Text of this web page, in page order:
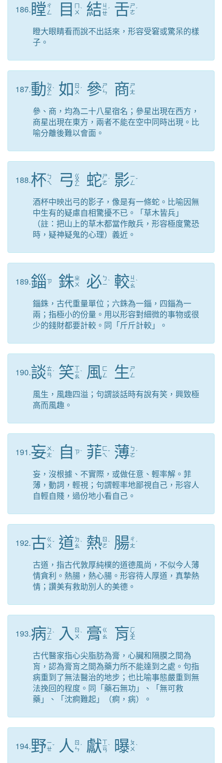
186. 瞠 ㄔ
ㄥ
目
ㄨ ˋ 結 ㄐ
ㄧ
ㄝ
ˊ 舌ㄕ
ㄜ ˊ
瞪大眼睛看而說不出話來，形容受窘或驚呆的樣
子。
187.動 ㄉ
ㄨ
ㄥ
ˋ 如 ㄖ
ㄨ ˊ 參ㄕ
ㄣ
商 ㄕ
ㄤ
參、商，均為二十八星宿名；參星出現在西方，
商星出現在東方，兩者不能在空中同時出現。比
喻分離後難以會面。
188.杯 ㄅ
ㄟ
弓 ㄍ
ㄨ
ㄥ 蛇ㄕ
ㄜ ˊ 影ㄧ
ㄥ ˇ
酒杯中映出弓的影子，像是有一條蛇。比喻因無
中生有的疑慮自相驚擾不已。「草木皆兵」
（註：把山上的草木都當作敵兵，形容極度驚恐
時，疑神疑鬼的心理）義近。
189.錙 ㄗ 銖ㄓ
ㄨ
必 ㄅ
ㄧˋ 較 ㄐ
ㄧ
ㄠ
ˋ
錙銖，古代重量單位；六銖為一錙，四錙為一
兩；指極小的份量。用以形容對細微的事物或很
少的錢財都要計較。同「斤斤計較」。
190.談ㄊ
ㄢ ˊ 笑ㄧ
ㄠ
ˋ 風 ㄈ
ㄥ
生 ㄕ
ㄥ
風生，風趣四溢；句謂談話時有說有笑，興致極
高而風趣。
191.妄 ㄨ
ㄤˋ 自 ㄗˋ 菲 ㄈ
ㄟ ˇ 薄 ㄅ
ㄛ ˊ
妄，沒根據、不實際，或做任意、輕率解。菲
薄，動詞，輕視；句謂輕率地鄙視自己，形容人
自輕自賤，過份地小看自己。
192.古ㄍ
ㄨ ˇ 道 ㄉ
ㄠˋ 熱 ㄖ
ㄜˋ 腸ㄔ
ㄤ ˊ
古道，指古代敦厚純樸的道德風尚，不似今人薄
情貪利。熱腸，熱心腸。形容待人厚道，真摯熱
情；讚美有救助別人的美德。
193.病 ㄅ
ㄧ
ㄥ
ˋ 入 ㄖ
ㄨ ˋ 膏 ㄍ
ㄠ
肓 ㄏ
ㄨ
ㄤ
古代醫家指心尖脂肪為膏，心臟和隔膜之間為
肓，認為膏肓之間為藥力所不能達到之處。句指
病重到了無法醫治的地步；也比喻事態嚴重到無
法挽回的程度。同「藥石無功」、「無可救
藥」、「沈痾難起」（痾，病）。
194.野ㄧ
ㄝˇ 人 ㄖ
ㄣ ˊ 獻ㄧ
ㄢ
ˋ 曝 ㄆ
ㄨ ˋ